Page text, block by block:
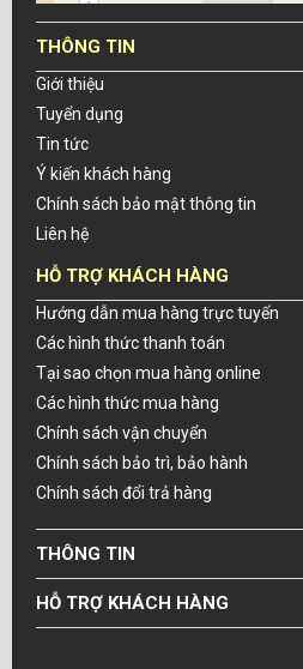
THÔNG TIN
Giới thiệu
Tuyển dụng
Tin tức
Ý kiến khách hàng
Chính sách bảo mật thông tin
Liên hệ
HỖ TRỢ KHÁCH HÀNG
Hướng dẫn mua hàng trực tuyến
Các hình thức thanh toán
Tại sao chọn mua hàng online
Các hình thức mua hàng
Chính sách vận chuyển
Chính sách bảo trì, bảo hành
Chính sách đổi trả hàng
THÔNG TIN
HỖ TRỢ KHÁCH HÀNG